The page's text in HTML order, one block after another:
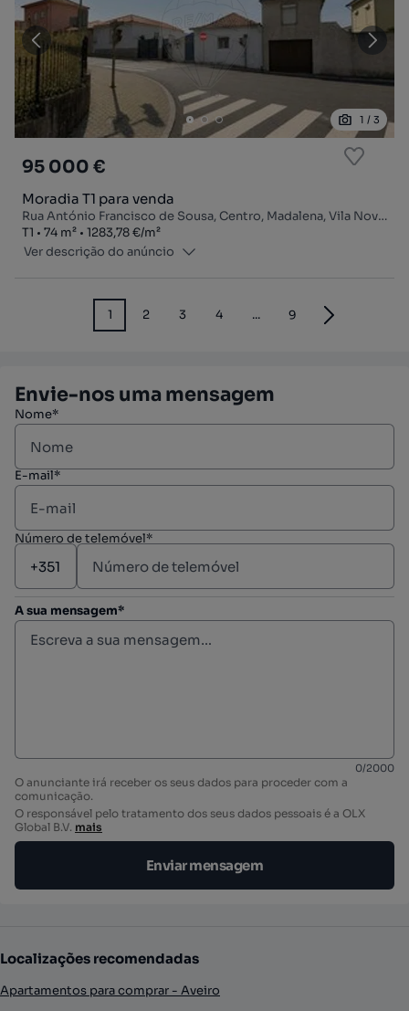
1 / 3
95 000 €
Moradia T1 para venda
Rua António Francisco de Sousa, Centro, Madalena, Vila Nova de Gaia, Porto
Tipologia
T1
Zona74 m²
Preço por metro quadrado
1283,78 €/m²
Ver descrição do anúncio
1 2 3 4 ... 9
Envie-nos uma mensagem
Nome*
E-mail*
Número de telemóvel*
A sua mensagem*
0/2000
O anunciante irá receber os seus dados para proceder com a
comunicação.
O responsável pelo tratamento dos seus dados pessoais é a OLX
Global B.V. mais
Enviar mensagem
Localizações recomendadas
Apartamentos para comprar - Aveiro